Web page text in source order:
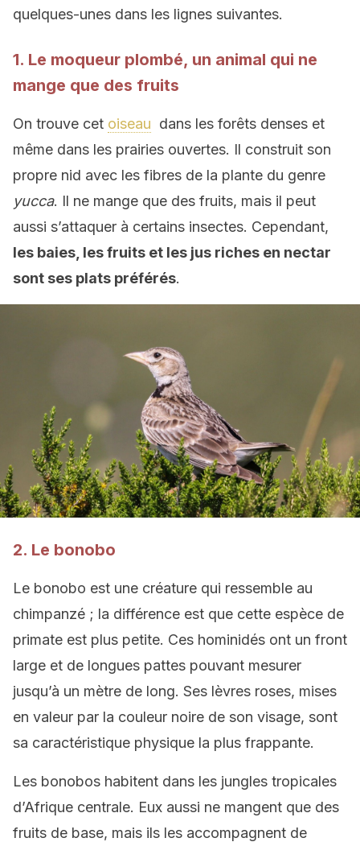
quelques-unes dans les lignes suivantes.
1. Le moqueur plombé, un animal qui ne
mange que des fruits
On trouve cet oiseau dans les forêts denses et
même dans les prairies ouvertes. Il construit son
propre nid avec les fibres de la plante du genre
yucca. Il ne mange que des fruits, mais il peut
aussi s’attaquer à certains insectes. Cependant,
les baies, les fruits et les jus riches en nectar
sont ses plats préférés.
2. Le bonobo
Le bonobo est une créature qui ressemble au
chimpanzé ; la différence est que cette espèce de
primate est plus petite. Ces hominidés ont un front
large et de longues pattes pouvant mesurer
jusqu’à un mètre de long. Ses lèvres roses, mises
en valeur par la couleur noire de son visage, sont
sa caractéristique physique la plus frappante.
Les bonobos habitent dans les jungles tropicales
d’Afrique centrale. Eux aussi ne mangent que des
fruits de base, mais ils les accompagnent de